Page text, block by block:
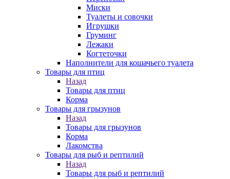
Миски
Туалеты и совочки
Игрушки
Груминг
Лежаки
Когтеточки
Наполнители для кошачьего туалета
Товары для птиц
Назад
Товары для птиц
Корма
Товары для грызунов
Назад
Товары для грызунов
Корма
Лакомства
Товары для рыб и рептилий
Назад
Товары для рыб и рептилий